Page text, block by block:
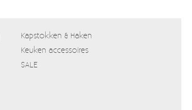
Kapstokken & Haken
Keuken accessoires
SALE